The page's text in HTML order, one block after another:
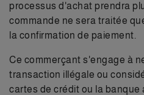
processus d'achat prendra
commande ne sera traitée
la confirmation de paiement.
Ce commerçant s'engage à
transaction illégale ou
cartes de crédit ou la banque